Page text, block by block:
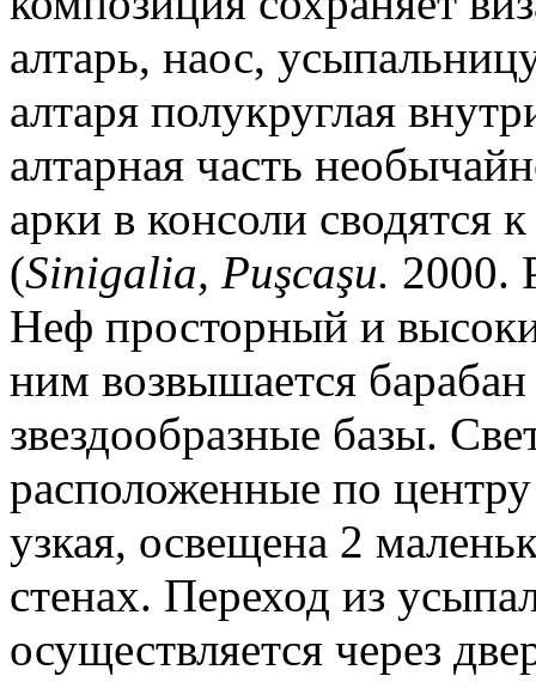
алтарь, наос,
алтаря полукруглая
алтарная часть
арки в консоли сводятся
(Sinigalia, Puşcaşu. 2000.
Неф просторный и
ним возвышается
звездообразные базы.
расположенные по
узкая, освещена 2
стенах. Переход из
осуществляется через